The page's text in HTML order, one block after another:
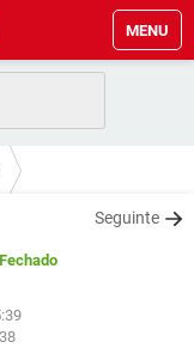
MENU
Seguinte